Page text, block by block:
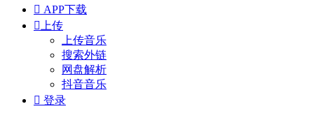
 APP下载
 上传
上传音乐
搜索外链
网盘解析
抖音音乐
 登录